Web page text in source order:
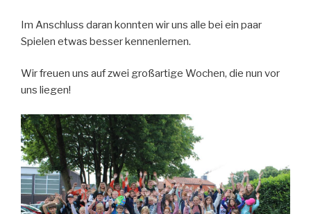
Im Anschluss daran konnten wir uns alle bei ein paar
Spielen etwas besser kennenlernen.
Wir freuen uns auf zwei großartige Wochen, die nun vor
uns liegen!